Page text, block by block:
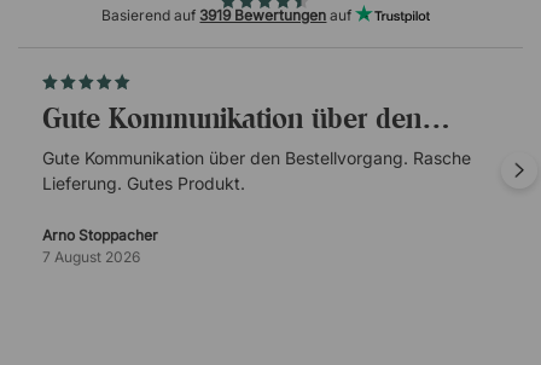
Basierend auf 3919 Bewertungen auf
Gute Kommunikation über den…
Gute Kommunikation über den Bestellvorgang. Rasche
Lieferung. Gutes Produkt.
Arno Stoppacher
7 August 2026